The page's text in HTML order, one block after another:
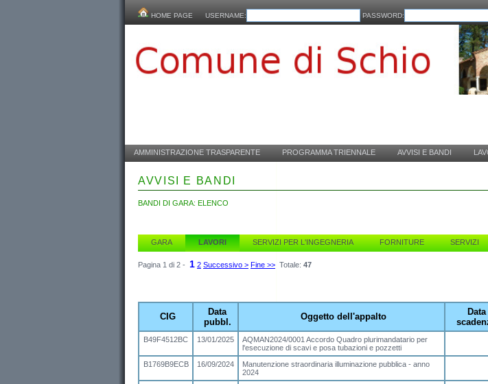
HOME PAGE USERNAME: PASSWORD:
AMMINISTRAZIONE TRASPARENTE PROGRAMMA TRIENNALE AVVISI E BANDI
AVVISI E BANDI
BANDI DI GARA: ELENCO
GARA LAVORI SERVIZI PER L'INGEGNERIA FORNITURE SERVIZI
Pagina 1 di 2 - 1 2 Successivo > Fine >> Totale: 47
CIG
Data
pubbl.
Oggetto dell'appalto
Data
B49F4512BC 13/01/2025
AQMAN2024/0001 Accordo Quadro plurimandatario per
l'esecuzione di scavi e posa tubazioni e pozzetti
B1769B9ECB 16/09/2024
Manutenzione straordinaria illuminazione pubblica - anno
2024